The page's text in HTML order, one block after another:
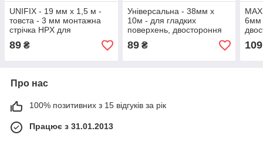
UNIFIX - 19 мм х 1,5 м -
товста - 3 мм монтажна
стрічка HPX для
моментальної фіксації,
біла
89 ₴
Універсальна - 38мм х
10м - для гладких
поверхень, двостороння
клейка стрічка HPX
89₴
6мм
для
109
Про нас
100% позитивних з 15 відгуків за рік
Працює з 31.01.2013